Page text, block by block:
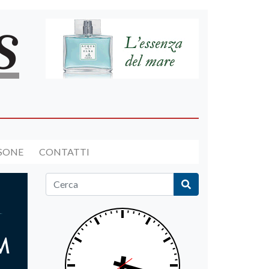
CONTATTI